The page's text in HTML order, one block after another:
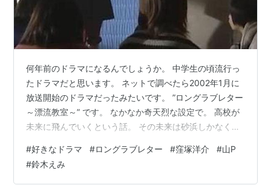
何年前のドラマになるんでしょうか。 中学生の頃流行っ
たドラマだと思います。 ネットで調べたら2002年1月に
放送開始のドラマだったみたいです。 ”ロングラブレター
～漂流教室～” です。 なかなか奇天烈な設定で。 高校が
未来に飛んでいくという話。 その未来は砂浜しかなく
球は人間のせいで汚染されて何もかもが破壊されてとい
う設定で環境問題に訴えかけるようなシナリオだったと
#好きなドラマ #ロングラブレター #窪塚洋介 #山P
#鈴木えみ